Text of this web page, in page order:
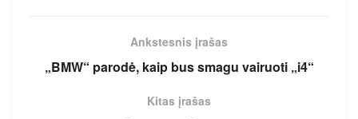
Ankstesnis įrašas
„BMW“ parodė, kaip bus smagu vairuoti „i4“
Kitas įrašas